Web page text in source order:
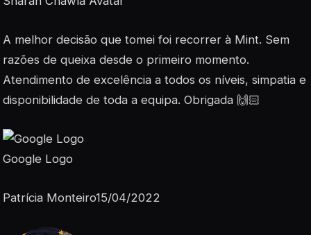
A melhor decisão que tomei foi recorrer à Mint. Sem
razões de queixa desde o primeiro momento.
Atendimento de excelência a todos os níveis, simpatia e
disponibilidade de toda a equipa. Obrigada 🙌🏻
Google Logo
Patrícia Monteiro15/04/2022